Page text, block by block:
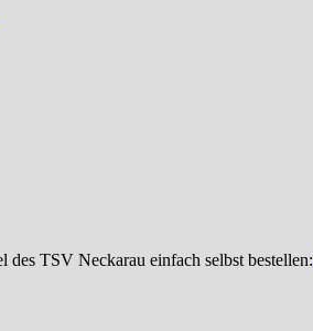
TSV Neckarau einfach selbst bestellen: